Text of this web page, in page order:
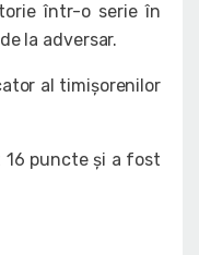
într-o serie în
la adversar.
al timișorenilor
16 puncte și a fost